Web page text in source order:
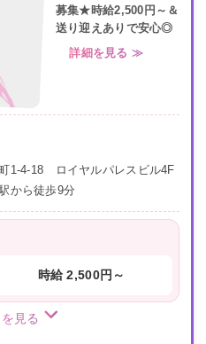
募集★時給2,500円～＆
送り迎えありで安心◎
詳細を見る ≫
1-4-18 ロイヤルパレスビル4F
から徒歩9分
時給 2,500円～
見る